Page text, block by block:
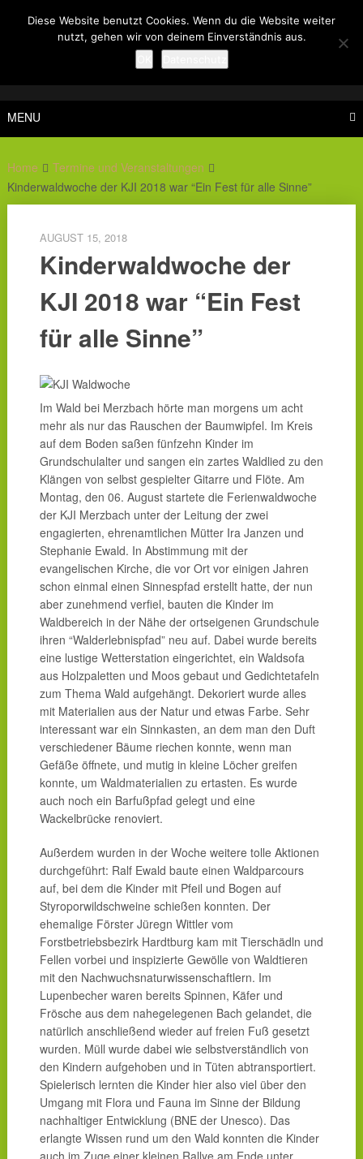
MENU
Home
Termine und Veranstaltungen
Kinderwaldwoche der KJI 2018 war “Ein Fest für alle Sinne”
AUGUST 15, 2018
Kinderwaldwoche der
KJI 2018 war “Ein Fest
für alle Sinne”
Im Wald bei Merzbach hörte man morgens um acht
mehr als nur das Rauschen der Baumwipfel. Im Kreis
auf dem Boden saßen fünfzehn Kinder im
Grundschulalter und sangen ein zartes Waldlied zu den
Klängen von selbst gespielter Gitarre und Flöte. Am
Montag, den 06. August startete die Ferienwaldwoche
der KJI Merzbach unter der Leitung der zwei
engagierten, ehrenamtlichen Mütter Ira Janzen und
Stephanie Ewald. In Abstimmung mit der
evangelischen Kirche, die vor Ort vor einigen Jahren
schon einmal einen Sinnespfad erstellt hatte, der nun
aber zunehmend verfiel, bauten die Kinder im
Waldbereich in der Nähe der ortseigenen Grundschule
ihren “Walderlebnispfad” neu auf. Dabei wurde bereits
eine lustige Wetterstation eingerichtet, ein Waldsofa
aus Holzpaletten und Moos gebaut und Gedichtetafeln
zum Thema Wald aufgehängt. Dekoriert wurde alles
mit Materialien aus der Natur und etwas Farbe. Sehr
interessant war ein Sinnkasten, an dem man den Duft
verschiedener Bäume riechen konnte, wenn man
Gefäße öffnete, und mutig in kleine Löcher greifen
konnte, um Waldmaterialien zu ertasten. Es wurde
auch noch ein Barfußpfad gelegt und eine
Wackelbrücke renoviert.
Außerdem wurden in der Woche weitere tolle Aktionen
durchgeführt: Ralf Ewald baute einen Waldparcours
auf, bei dem die Kinder mit Pfeil und Bogen auf
Styroporwildschweine schießen konnten. Der
ehemalige Förster Jüregn Wittler vom
Forstbetriebsbezirk Hardtburg kam mit Tierschädln und
Fellen vorbei und inspizierte Gewölle von Waldtieren
mit den Nachwuchsnaturwissenschaftlern. Im
Lupenbecher waren bereits Spinnen, Käfer und
Frösche aus dem nahegelegenen Bach gelandet, die
natürlich anschließend wieder auf freien Fuß gesetzt
wurden. Müll wurde dabei wie selbstverständlich von
den Kindern aufgehoben und in Tüten abtransportiert.
Spielerisch lernten die Kinder hier also viel über den
Umgang mit Flora und Fauna im Sinne der Bildung
nachhaltiger Entwicklung (BNE der Unesco). Das
erlangte Wissen rund um den Wald konnten die Kinder
Diese Website benutzt Cookies. Wenn du die Website weiter
nutzt, gehen wir von deinem Einverständnis aus.